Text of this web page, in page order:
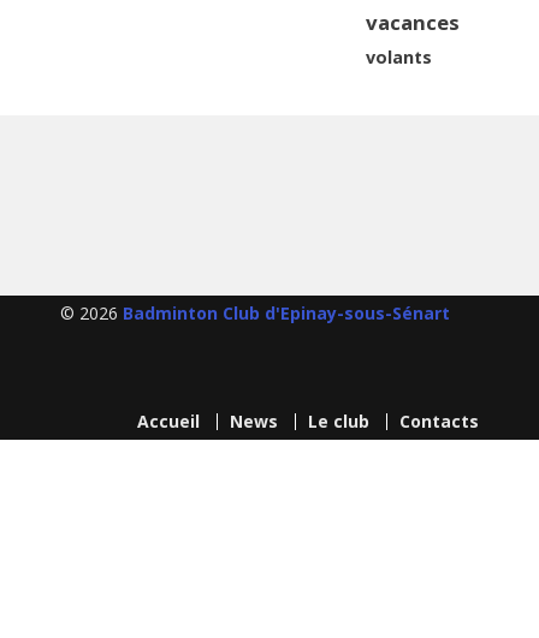
vacances
volants
© 2026 Badminton Club d'Epinay-sous-Sénart
Accueil News Le club Contacts